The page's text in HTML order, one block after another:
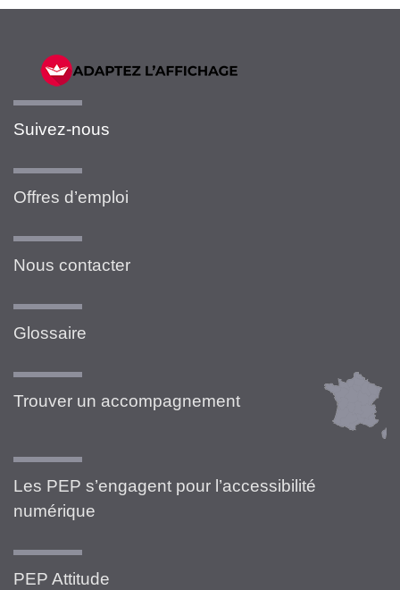
Suivez-nous
Offres d’emploi
Nous contacter
Glossaire
Trouver un accompagnement
Les PEP s’engagent pour l’accessibilité
numérique
PEP Attitude